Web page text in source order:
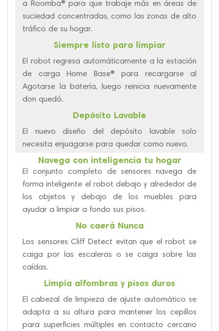
a Roomba® para que trabaje más en áreas de
suciedad concentradas, como las zonas de alto
tráfico de su hogar.
Siempre listo para limpiar
El robot regresa automáticamente a la estación
de carga Home Base® para recargarse al
Agotarse la batería, luego reinicia nuevamente
don quedó.
Depósito Lavable
El nuevo diseño del depósito lavable solo
necesita enjuagarse para quedar como nuevo.
Navega con inteligencia tu hogar
El conjunto completo de sensores navega de
forma inteligente el robot debajo y alrededor de
los objetos y debajo de los muebles para
ayudar a limpiar a fondo sus pisos.
No caerá Nunca
Los sensores Cliff Detect evitan que el robot se
caiga por las escaleras o se caiga sobre las
caídas.
Limpia alfombras y pisos duros
El cabezal de limpieza de ajuste automático se
adapta a su altura para mantener los cepillos
para superficies múltiples en contacto cercano